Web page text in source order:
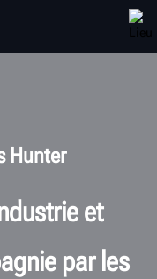
Hunter
et
par les